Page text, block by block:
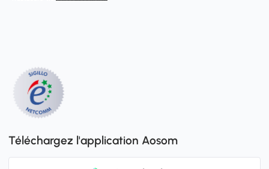
Téléchargez l'application Aosom